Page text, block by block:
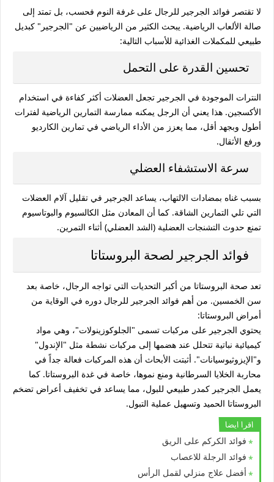
لا تقتصر فوائد الجرجير للرجال على غرفة النوم فحسب، بل تمتد إلى
صالة الألعاب الرياضية. يبحث الكثير من الرياضيين عن "الجرجير" كبديل
طبيعي للمكملات الغذائية للأسباب التالية:
تحسين القدرة على التحمل
النترات الموجودة في الجرجير تجعل العضلات أكثر كفاءة في استخدام
الأكسجين. هذا يعني أن الرجل يمكنه ممارسة التمارين الرياضية لفترات
أطول وبجهد أقل، مما يعزز من الأداء الرياضي في تمارين الكارديو
ورفع الأثقال.
سرعة الاستشفاء العضلي
بسبب غناه بمضادات الالتهاب، يساعد الجرجير في تقليل آلام العضلات
التي تلي التمارين الشاقة. كما أن المعادن مثل الكالسيوم والبوتاسيوم
تمنع حدوث التشنجات العضلية (الشد العضلي) أثناء التمرين.
فوائد الجرجير لصحة البروستاتا
تعد صحة البروستاتا من أكبر التحديات التي تواجه الرجال، خاصة بعد
سن الخمسين. من أهم فوائد الجرجير للرجال دوره في الوقاية من
أمراض البروستاتا:
يحتوي الجرجير على مركبات تسمى "الجلوكوزينولات"، وهي مواد
كيميائية نباتية تتحلل عند هضمها إلى مركبات نشطة مثل "الإندول"
و"الإيزوثيوسيانات". أثبتت الأبحاث أن هذه المركبات فعالة جداً في
محاربة الخلايا السرطانية ومنع نموها، خاصة في غدة البروستاتا. كما
يعمل الجرجير كمدر طبيعي للبول، مما يساعد في تخفيف أعراض تضخم
البروستاتا الحميد وتسهيل عملية التبول.
اقرا ايضا
فوائد الكركم على الريق
فوائد الرجلة للاعصاب
أفضل علاج منزلي لقمل الرأس